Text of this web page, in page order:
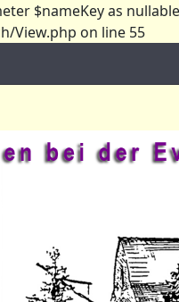
$nameKey as
View.php on line 55